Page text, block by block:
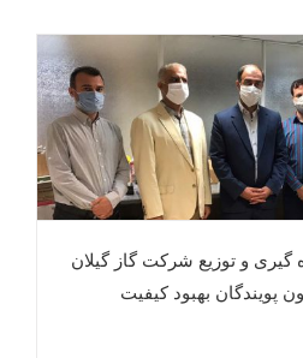
گیری و توزیع شرکت گاز گیلان
پویندگان بهبود کیفیت